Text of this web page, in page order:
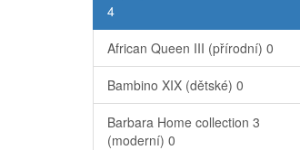
4
African Queen III (přírodní) 0
Bambino XIX (dětské) 0
Barbara Home collection 3
(moderní) 0